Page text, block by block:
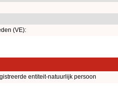
(VE):
entiteit-natuurlijk persoon